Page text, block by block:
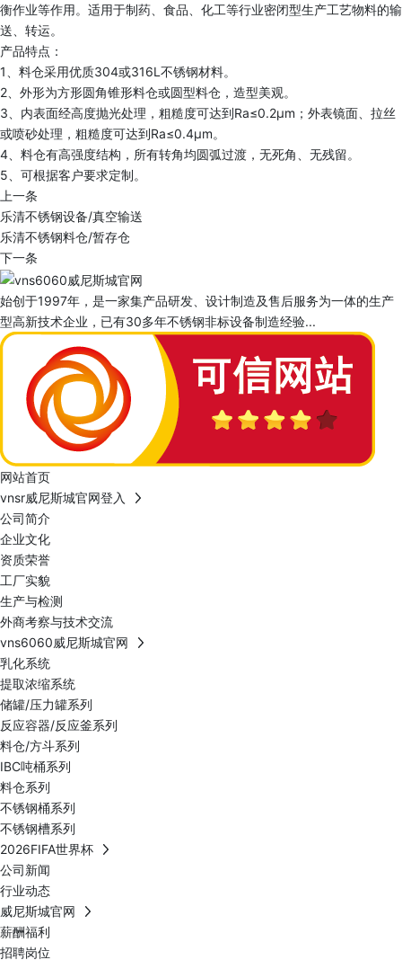
衡作业等作用。适用于制药、食品、化工等行业密闭型生产工艺物料的输
送、转运。
产品特点：
1、料仓采用优质304或316L不锈钢材料。
2、外形为方形圆角锥形料仓或圆型料仓，造型美观。
3、内表面经高度抛光处理，粗糙度可达到Ra≤0.2μm；外表镜面、拉丝
或喷砂处理，粗糙度可达到Ra≤0.4μm。
4、料仓有高强度结构，所有转角均圆弧过渡，无死角、无残留。
5、可根据客户要求定制。
上一条
乐清不锈钢设备/真空输送
乐清不锈钢料仓/暂存仓
下一条
始创于1997年，是一家集产品研发、设计制造及售后服务为一体的生产
型高新技术企业，已有30多年不锈钢非标设备制造经验...
网站首页
vnsr威尼斯城官网登入
公司简介
企业文化
资质荣誉
工厂实貌
生产与检测
外商考察与技术交流
vns6060威尼斯城官网
乳化系统
提取浓缩系统
储罐/压力罐系列
反应容器/反应釜系列
料仓/方斗系列
IBC吨桶系列
料仓系列
不锈钢桶系列
不锈钢槽系列
2026FIFA世界杯
公司新闻
行业动态
威尼斯城官网
薪酬福利
招聘岗位